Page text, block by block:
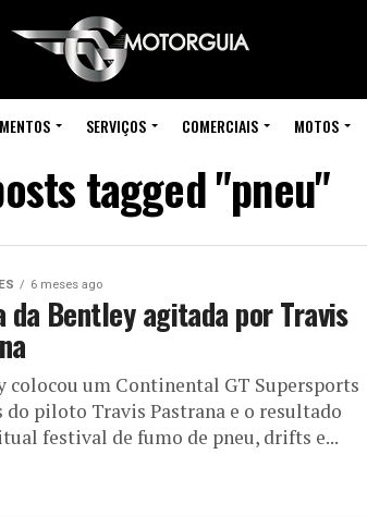
SERVIÇOS COMERCIAIS MOTOS
tagged "pneu"
6 meses ago
da Bentley agitada por Travis
colocou um Continental GT Supersports
do piloto Travis Pastrana e o resultado
festival de fumo de pneu, drifts e...